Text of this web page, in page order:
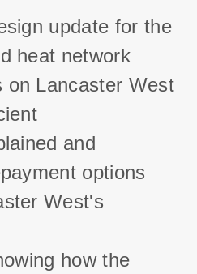
update for the
heat network
on Lancaster West
and
options
West's
how the